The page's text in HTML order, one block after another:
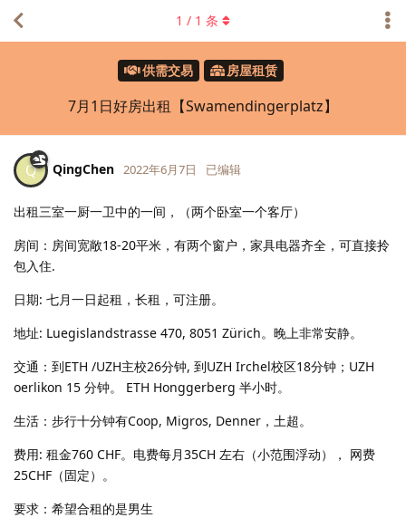
供需交易 房屋租赁
7月1日好房出租【Swamendingerplatz】
1 / 1 条
Q QingChen 2022年6月7日 已编辑
出租三室一厨一卫中的一间，（两个卧室一个客厅）
房间：房间宽敞18-20平米，有两个窗户，家具电器齐全，可直接拎
包入住.
日期: 七月一日起租，长租，可注册。
地址: Luegislandstrasse 470, 8051 Zürich。晚上非常安静。
交通：到ETH /UZH主校26分钟, 到UZH Irchel校区18分钟；UZH
oerlikon 15 分钟。 ETH Honggerberg 半小时。
生活：步行十分钟有Coop, Migros, Denner，土超。
费用: 租金760 CHF。电费每月35CH 左右（小范围浮动）， 网费
25CHF（固定）。
要求：希望合租的是男生